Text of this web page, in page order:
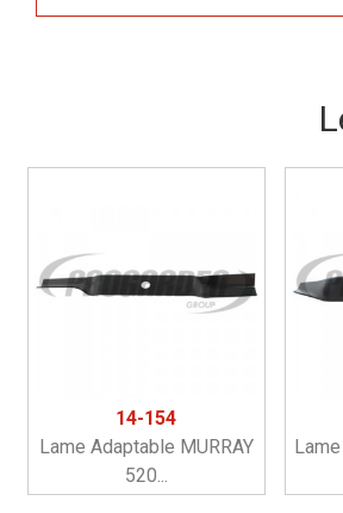
14-154
Lame Adaptable MURRAY
520...